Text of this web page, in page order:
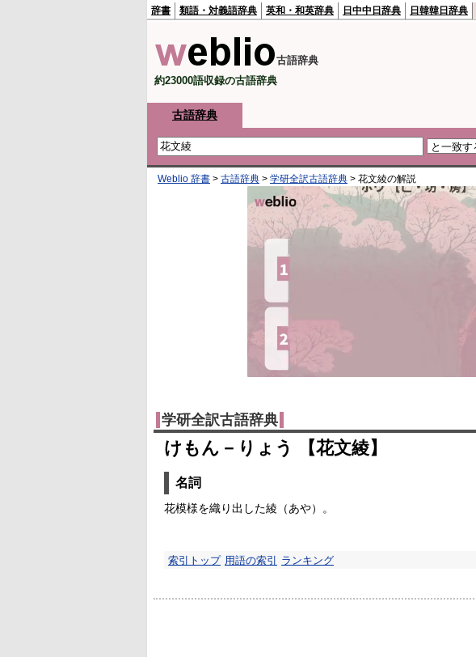
辞書 類語・対義語辞典 英和・和英辞典 日中中日辞典 日韓韓日辞典
古語辞典
約23000語収録の古語辞典
古語辞典
Weblio 辞書 > 古語辞典 > 学研全訳古語辞典 > 花文綾の解説
学研全訳古語辞典
けもん－りょう 【花文綾】
名詞
花模様を織り出した綾（あや）。
索引トップ 用語の索引 ランキング